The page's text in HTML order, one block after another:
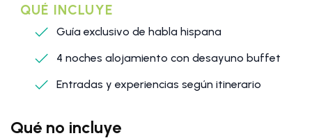
QUÉ INCLUYE
Guía exclusivo de habla hispana
4 noches alojamiento con desayuno buffet
Entradas y experiencias según itinerario
Qué no incluye